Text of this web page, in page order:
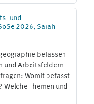
will also
in
practical
the economy".
both classes if
und
2026, Sarah
befassen
und Arbeitsfeldern
Womit befasst
Welche Themen und